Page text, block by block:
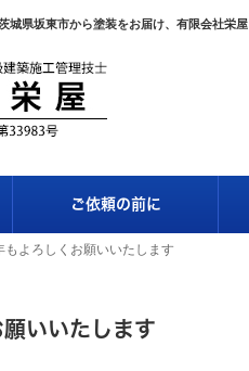
城県坂東市から塗装をお届け、有限会社栄屋
ご依頼の前に
もよろしくお願いいたします
いいたします